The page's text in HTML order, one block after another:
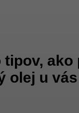
tipov, ako
olej u